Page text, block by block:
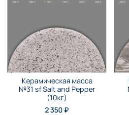
Керамическая масса
№31 sf Salt and Pepper
(10кг)
2 350 ₽